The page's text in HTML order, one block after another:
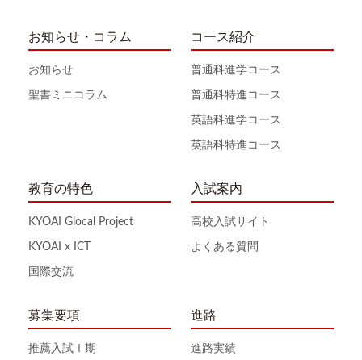
お知らせ・コラム
お知らせ
聖書ミニコラム
コース紹介
普通科進学コース
普通科特進コース
英語科進学コース
英語科特進コース
教育の特色
KYOAI Glocal Project
KYOAI x ICT
国際交流
入試案内
高校入試サイト
よくある質問
募集要項
推薦入試Ⅰ期
進路
進路実績